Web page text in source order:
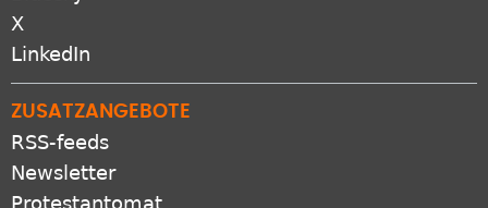
Bluesky
X
ZUSATZANGEBOTE
RSS-feeds
Newsletter